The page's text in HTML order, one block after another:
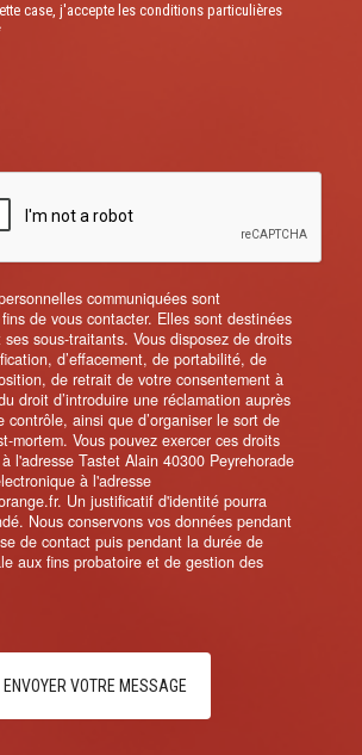
case, j'accepte les conditions particulières
communiquées sont
de vous contacter. Elles sont destinées
sous-traitants. Vous disposez de droits
d’effacement, de portabilité, de
de retrait de votre consentement à
droit d’introduire une réclamation auprès
contrôle, ainsi que d’organiser le sort de
mortem. Vous pouvez exercer ces droits
l'adresse Tastet Alain 40300 Peyrehorade
à l'adresse
Un justificatif d'identité pourra
Nous conservons vos données pendant
de contact puis pendant la durée de
aux fins probatoire et de gestion des
ENVOYER VOTRE MESSAGE